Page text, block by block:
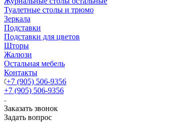
Туалетные столы и трюмо
Зеркала
Подставки
Подставки для цветов
Шторы
Жалюзи
Остальная мебель
Контакты
+7 (905) 506-9356
+7 (905) 506-9356
Заказать звонок
Задать вопрос